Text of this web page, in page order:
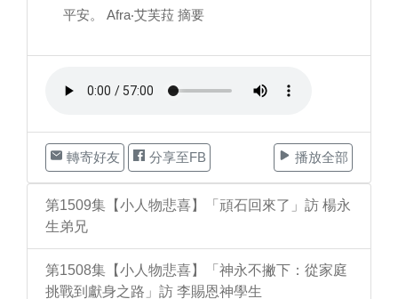
平安。 Afra‧艾芙菈 摘要
轉寄好友 分享至FB 播放全部
第1509集【小人物悲喜】「頑石回來了」訪 楊永
生弟兄
第1508集【小人物悲喜】「神永不撇下：從家庭
挑戰到獻身之路」訪 李賜恩神學生